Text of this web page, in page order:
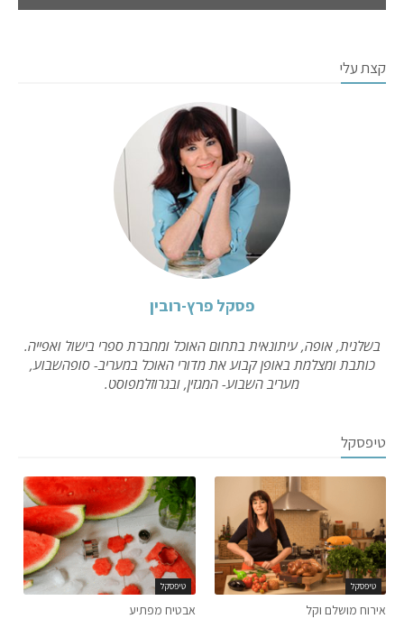
קצת עלי
פסקל פרץ-רובין
בשלנית, אופה, עיתונאית בתחום האוכל ומחברת ספרי בישול ואפייה.
כותבת ומצלמת באופן קבוע את מדורי האוכל במעריב- סופהשבוע,
מעריב השבוע- המגזין, ובגרוזלמפוסט.
טיפסקל
טיפסקל
אירוח מושלם וקל
טיפסקל
אבטיח מפתיע